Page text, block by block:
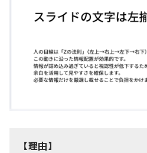
【理由】